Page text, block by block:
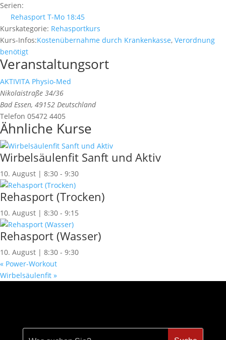
Serien:
Rehasport T-Mo 18:45
Kurskategorie: Rehasportkurs
Kurs-Infos:Kostenübernahme durch Krankenkasse, Verordnung
benötigt
Veranstaltungsort
AKTIVITA Physio-Med
Nikolaistraße 34/36
Bad Essen, 49152 Deutschland
Telefon 05472 4405
Ähnliche Kurse
Wirbelsäulenfit Sanft und Aktiv
10. August | 8:30 - 9:30
Rehasport (Trocken)
10. August | 8:30 - 9:15
Rehasport (Wasser)
10. August | 8:30 - 9:30
« Power-Workout
Wirbelsäulenfit »